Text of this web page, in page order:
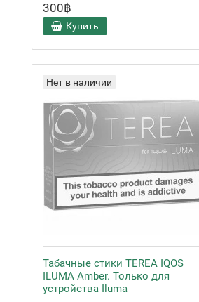
300฿
Купить
Нет в наличии
Табачные стики TEREA IQOS
ILUMA Amber. Только для
устройства Iluma